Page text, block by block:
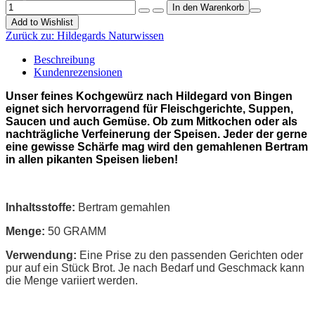
Add to Wishlist
Zurück zu: Hildegards Naturwissen
Beschreibung
Kundenrezensionen
Unser feines Kochgewürz nach Hildegard von Bingen
eignet sich hervorragend für Fleischgerichte, Suppen,
Saucen und auch Gemüse. Ob zum Mitkochen oder als
nachträgliche Verfeinerung der Speisen. Jeder der gerne
eine gewisse Schärfe mag wird den gemahlenen Bertram
in allen pikanten Speisen lieben!
Inhaltsstoffe: Bertram gemahlen
Menge: 50 GRAMM
Verwendung: Eine Prise zu den passenden Gerichten oder
pur auf ein Stück Brot. Je nach Bedarf und Geschmack kann
die Menge variiert werden.